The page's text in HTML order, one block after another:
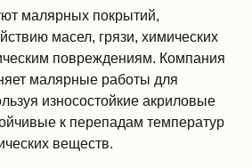
малярных покрытий,
масел, грязи, химических
повреждениям. Компания
малярные работы для
износостойкие акриловые
к перепадам температур
веществ.